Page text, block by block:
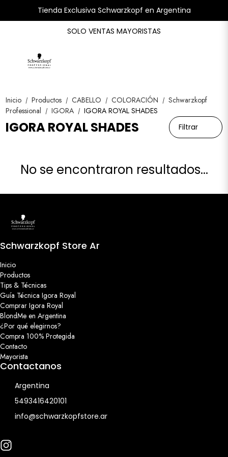
Tienda Exclusiva Schwarzkopf en Argentina
SOLO VENTAS MAYORISTAS
Inicio / Productos / CABELLO / COLORACIÓN / Schwarzkopf
Professional
/ IGORA / IGORA ROYAL SHADES
IGORA ROYAL SHADES Filtrar
No se encontraron resultados...
Schwarzkopf Store Ar
Inicio
Productos
Tips & Técnicas
Guía Técnica Igora Royal
Comprar Igora Royal
BlondMe en Argentina
¿Por qué elegirnos?
Compra 100% Protegida
Contacto
Mayorista
Contactanos
Argentina
5493416420101
info@schwarzkopfstore.ar